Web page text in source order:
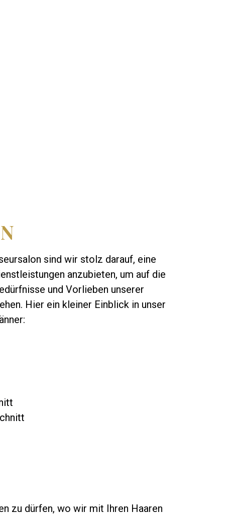
sind wir stolz darauf, eine
anzubieten, um auf die
und Vorlieben unserer
Hier ein kleiner Einblick in unser
zu dürfen, wo wir mit Ihren Haaren